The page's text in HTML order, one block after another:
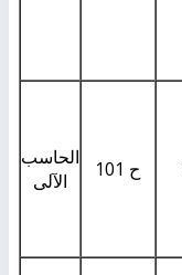
ح 101
الحاسب
الآلى